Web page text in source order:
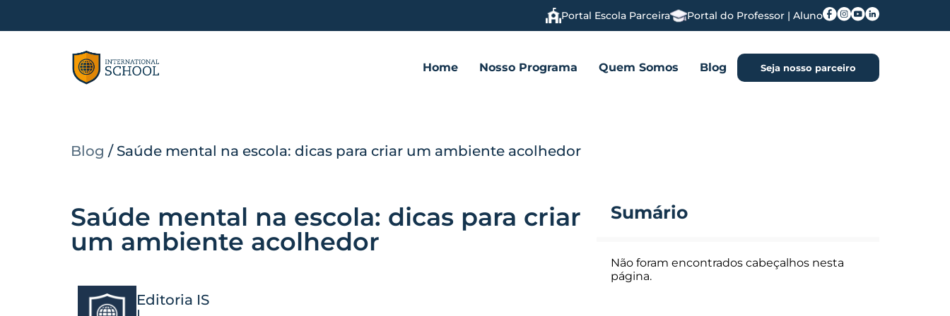
Portal Escola Parceira Portal do Professor | Aluno
Home Nosso Programa Quem Somos Blog Seja nosso parceiro
Blog / Saúde mental na escola: dicas para criar um ambiente acolhedor
Saúde mental na escola: dicas para criar
um ambiente acolhedor
Editoria IS
Sumário
Não foram encontrados cabeçalhos nesta
página.